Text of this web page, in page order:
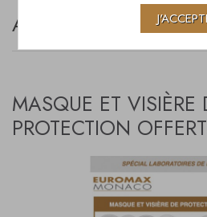
ARCHIVES MAY 2020
MASQUE ET VISIÈRE
PROTECTION